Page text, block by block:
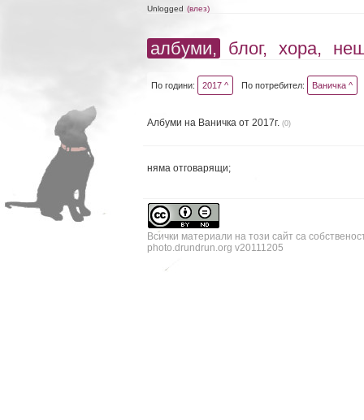
Unlogged (влез)
албуми, блог, хора,
По години: 2017 ^ По потребител: Ваничка ^
Албуми на Ваничка от 2017г. (0)
няма отговарящи;
Всички материали на този сайт са
photo.drundrun.org v20111205